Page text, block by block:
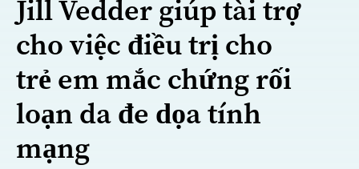
Jill Vedder giúp tài trợ
cho việc điều trị cho
trẻ em mắc chứng rối
loạn da đe dọa tính
mạng